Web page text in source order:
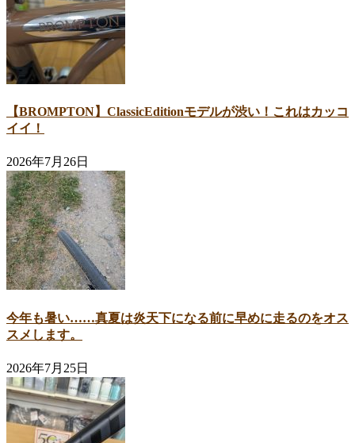
【BROMPTON】ClassicEditionモデルが渋い！これはカッコ
イイ！
2026年7月26日
今年も暑い……真夏は炎天下になる前に早めに走るのをオス
スメします。
2026年7月25日